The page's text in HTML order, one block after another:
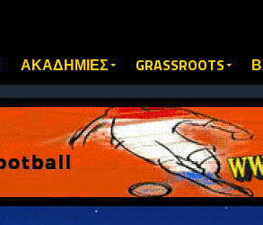
ΑΚΑΔΗΜΙΕΣ GRASSROOTS